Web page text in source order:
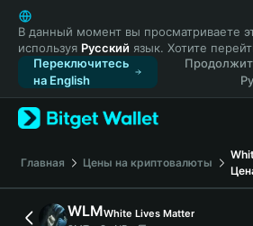
English
日本語
Tiếng Việt
Русский
Español (Latinoamérica)
Türkçe
Français
Deutsch
简体中文
В данный момент вы просматриваете
используя Русский язык. Хотите
Переключитесь
на English
Главная Цены на криптовалюты
WLMWhite Lives Matter